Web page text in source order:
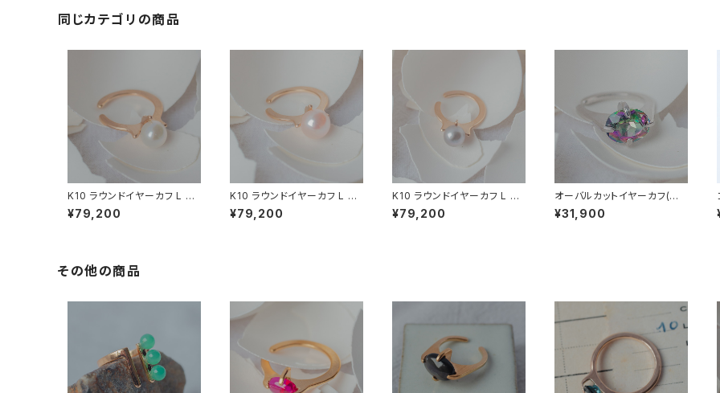
同じカテゴリの商品
K10 ラウンドイヤーカフ L 淡
水パール (白)
¥79,200
K10 ラウンドイヤーカフ L 淡
水パール (オレンジ)
¥79,200
K10 ラウンドイヤーカフ L 淡
水パール (グレー染色)
¥79,200
オーバルカットイヤーカフ(シ
ルバー) -L- ミスティッククォ
ーツ
¥31,900
その他の商品